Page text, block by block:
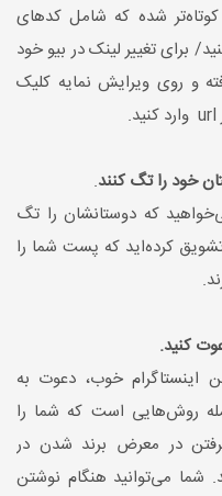
شده که شامل کدهای
برای تغییر لینک در بیو خود
و روی ویرایش نمایه کلیک
خود را تگ کنند.
که دوستانشان را تگ
کرد‌ه‌اید که پست شما را
کنید.
اینستاگرام خوب، دعوت به
روش‌هایی است که شما را
در معرض برند شدن در
شما می‌‌توانید هنگام نوشتن